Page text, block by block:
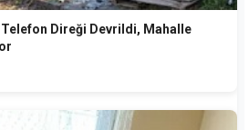
Telefon Direği Devrildi, Mahalle